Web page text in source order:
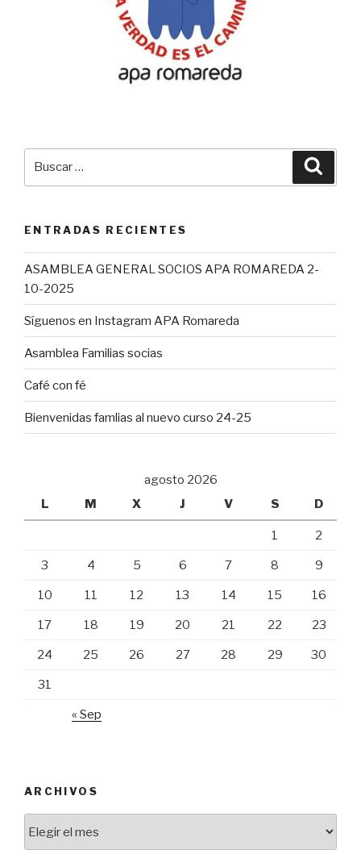
ENTRADAS RECIENTES
ASAMBLEA GENERAL SOCIOS APA ROMAREDA 2-
10-2025
Síguenos en Instagram APA Romareda
Asamblea Familias socias
Café con fé
Bienvenidas famlias al nuevo curso 24-25
agosto 2026
L
M X J V S D
1 2
3 4 5 6 7 8 9
10 11 12 13 14 15 16
17 18 19 20 21 22 23
24 25 26 27 28 29 30
31
« Sep
ARCHIVOS